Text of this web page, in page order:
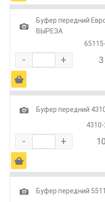
1
Буфер передний
ВЫРЕЗА
- +
Ä
1
Буфер передний
- +
Ä
1
Буфер передний